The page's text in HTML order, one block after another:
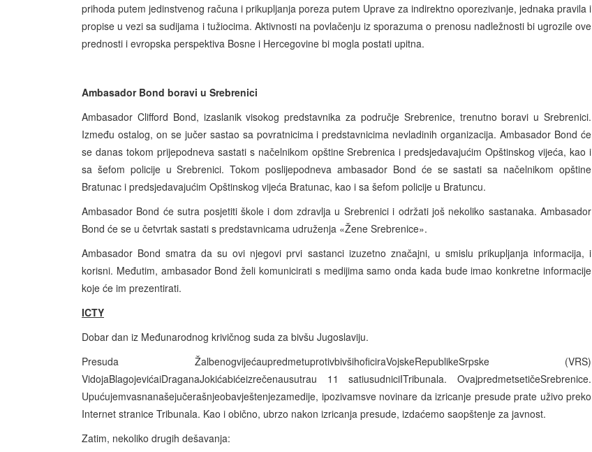
prihoda putem jedinstvenog računa i prikupljanja poreza putem Uprave za indirektno oporezivanje, jednaka pravila i
propise u vezi sa sudijama i tužiocima. Aktivnosti na povlačenju iz sporazuma o prenosu nadležnosti bi ugrozile ove
prednosti i evropska perspektiva Bosne i Hercegovine bi mogla postati upitna.
Ambasador Bond boravi u Srebrenici
Ambasador Clifford Bond, izaslanik visokog predstavnika za područje Srebrenice, trenutno boravi u Srebrenici.
Između ostalog, on se jučer sastao sa povratnicima i predstavnicima nevladinih organizacija. Ambasador Bond će
se danas tokom prijepodneva sastati s načelnikom opštine Srebrenica i predsjedavajućim Opštinskog vijeća, kao i
sa šefom policije u Srebrenici. Tokom poslijepodneva ambasador Bond će se sastati sa načelnikom opštine
Bratunac i predsjedavajućim Opštinskog vijeća Bratunac, kao i sa šefom policije u Bratuncu.
Ambasador Bond će sutra posjetiti škole i dom zdravlja u Srebrenici i održati još nekoliko sastanaka. Ambasador
Bond će se u četvrtak sastati s predstavnicama udruženja «Žene Srebrenice».
Ambasador Bond smatra da su ovi njegovi prvi sastanci izuzetno značajni, u smislu prikupljanja informacija, i
korisni. Međutim, ambasador Bond želi komunicirati s medijima samo onda kada bude imao konkretne informacije
koje će im prezentirati.
ICTY
Dobar dan iz Međunarodnog krivičnog suda za bivšu Jugoslaviju.
Presuda ŽalbenogvijećaupredmetuprotivbivšihoficiraVojskeRepublikeSrpske (VRS)
VidojaBlagojevićaiDraganaJokićabićeizrečenausutrau 11 satiusudniciITribunala. OvajpredmetsetičeSrebrenice.
Upućujemvasnanašejučerašnjeobavještenjezamedije, ipozivamsve novinare da izricanje presude prate uživo preko
Internet stranice Tribunala. Kao i obično, ubrzo nakon izricanja presude, izdaćemo saopštenje za javnost.
Zatim, nekoliko drugih dešavanja: